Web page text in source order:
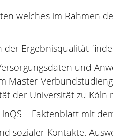
welches im Rahmen
der Ergebnisqualität
und
der Universität zu Köln
– Faktenblatt mit
sozialer Kontakte.